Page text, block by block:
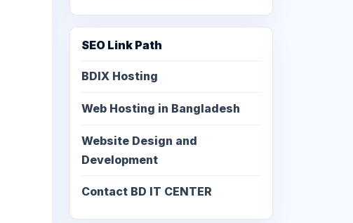
SEO Link Path
BDIX Hosting
Web Hosting in Bangladesh
Website Design and
Development
Contact BD IT CENTER